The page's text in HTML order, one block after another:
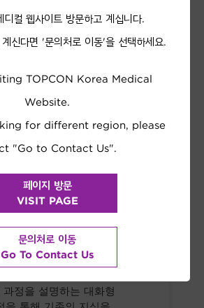
정 및 지식 점검을 통해 프론
트
과정을 설명하는 대화형
디컬 웹사이트 방문하고 계십니다.
신다면 '문의처로 이동'을 선택하세요.
TOPCON Korea Medical
Website.
for different region, please
"Go to Contact Us".
페이지 방문
VISIT PAGE
문의처로 이동
Go To Contact Us